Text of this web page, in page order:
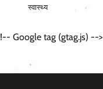
स्वास्थ्य
!-- Google tag (gtag.js) -->